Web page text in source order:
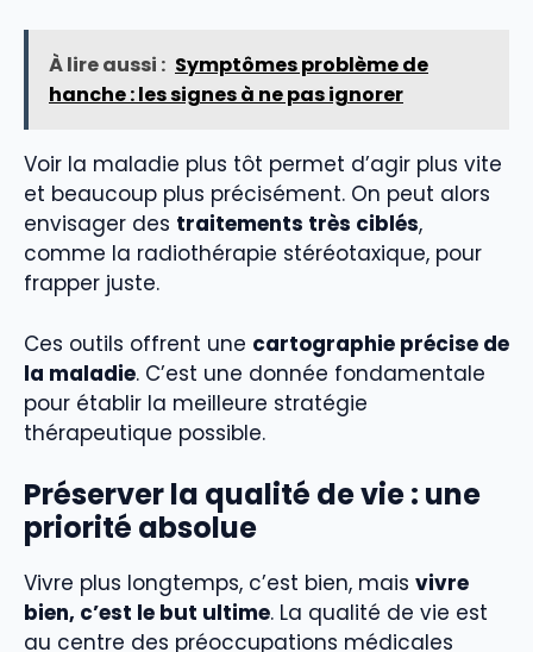
À lire aussi : Symptômes problème de
hanche : les signes à ne pas ignorer
Voir la maladie plus tôt permet d’agir plus vite
et beaucoup plus précisément. On peut alors
envisager des traitements très ciblés,
comme la radiothérapie stéréotaxique, pour
frapper juste.
Ces outils offrent une cartographie précise de
la maladie. C’est une donnée fondamentale
pour établir la meilleure stratégie
thérapeutique possible.
Préserver la qualité de vie : une
priorité absolue
Vivre plus longtemps, c’est bien, mais vivre
bien, c’est le but ultime. La qualité de vie est
au centre des préoccupations médicales